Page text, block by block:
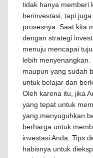
tidak hanya memberi
berinvestasi, tapi
prosesnya. Saat kita
dengan strategi
menuju mencapai
lebih
maupun yang sudah
untuk belajar dan
Oleh karena itu, jika
yang tepat untuk
yang menyuguhkan
berharga untuk
investasi Anda. Tips
habisnya untuk